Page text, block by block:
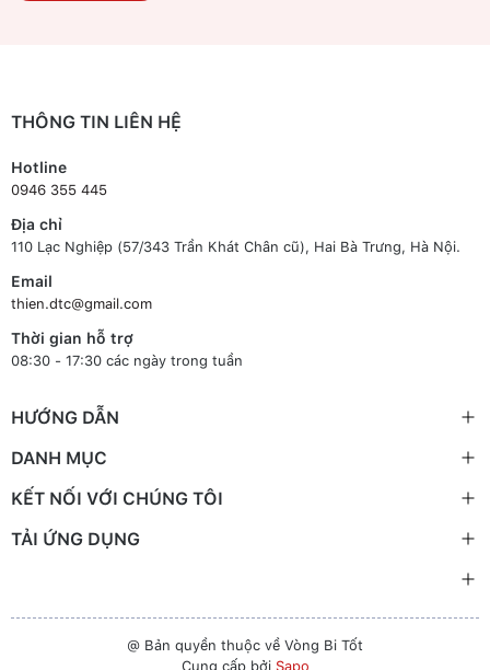
THÔNG TIN LIÊN HỆ
Hotline
0946 355 445
Địa chỉ
110 Lạc Nghiệp (57/343 Trần Khát Chân cũ), Hai Bà Trưng, Hà Nội.
Email
thien.dtc@gmail.com
Thời gian hỗ trợ
08:30 - 17:30 các ngày trong tuần
HƯỚNG DẪN
DANH MỤC
KẾT NỐI VỚI CHÚNG TÔI
TẢI ỨNG DỤNG
@ Bản quyền thuộc về Vòng Bi Tốt
Cung cấp bởi Sapo